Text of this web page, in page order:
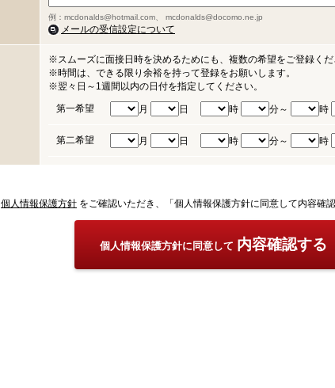
例：mcdonalds@hotmail.com、 mcdonalds@docomo.ne.jp
メールの受信設定について
※スムーズに面接日時を決めるためにも、複数の希望をご登録くだ
※時間は、できる限り余裕を持って登録をお願いします。
※翌々日～1週間以内の日付を指定してください。
第一希望
月 日 時 分～ 時
第二希望 月 日 時 分～ 時
個人情報保護方針 をご確認いただき、「個人情報保護方針に同意して内容確
個人情報保護方針に同意して 内容確認する